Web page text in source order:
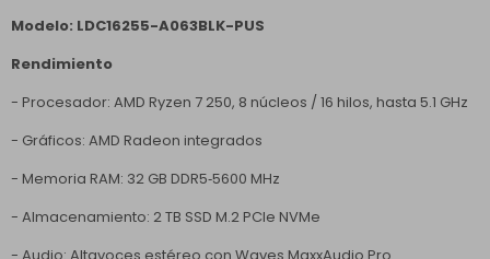
Modelo: LDC16255-A063BLK-PUS
Rendimiento
- Procesador: AMD Ryzen 7 250, 8 núcleos / 16 hilos, hasta 5.1 GHz
- Gráficos: AMD Radeon integrados
- Memoria RAM: 32 GB DDR5‑5600 MHz
- Almacenamiento: 2 TB SSD M.2 PCIe NVMe